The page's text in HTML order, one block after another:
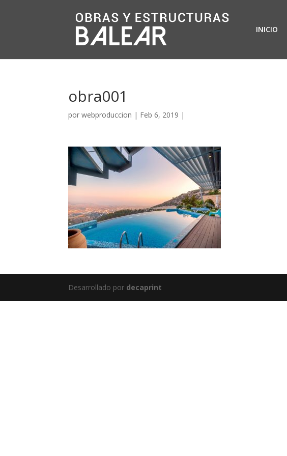
INICIO
obra001
porwebproduccion | Feb 6, 2019 |
Desarrollado por decaprint